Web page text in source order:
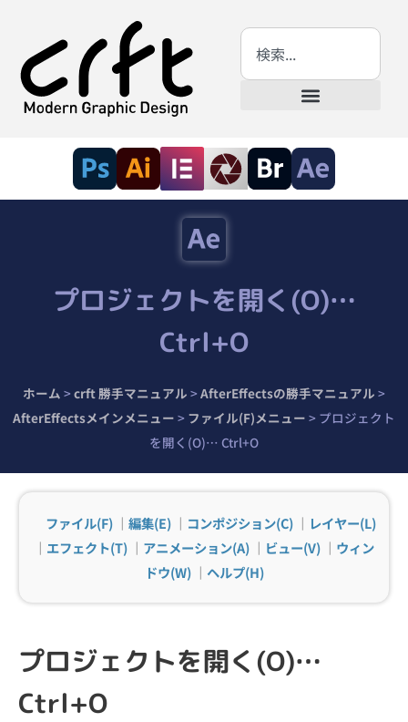
プロジェクトを開く(O)…
Ctrl+O
ホーム > crft 勝手マニュアル > AfterEffectsの勝手マニュアル >
AfterEffectsメインメニュー > ファイル(F)メニュー > プロジェクト
を開く(O)… Ctrl+O
ファイル(F)｜ 編集(E)｜ コンポジション(C)｜ レイヤー(L)
｜ エフェクト(T) ｜ アニメーション(A) ｜ ビュー(V) ｜ ウィン
ドウ(W)｜ ヘルプ(H)
プロジェクトを開く(O)…
Ctrl+O